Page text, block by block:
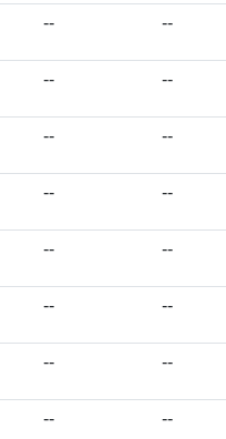
-- --
-- --
-- --
-- --
-- --
-- --
-- --
-- --